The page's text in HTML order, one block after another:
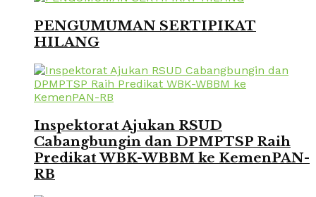
PENGUMUMAN SERTIPIKAT
HILANG
Inspektorat Ajukan RSUD
Cabangbungin dan DPMPTSP Raih
Predikat WBK-WBBM ke KemenPAN-
RB